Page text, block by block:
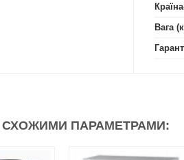
Вага
СХОЖИМИ ПАРАМЕТРАМИ: